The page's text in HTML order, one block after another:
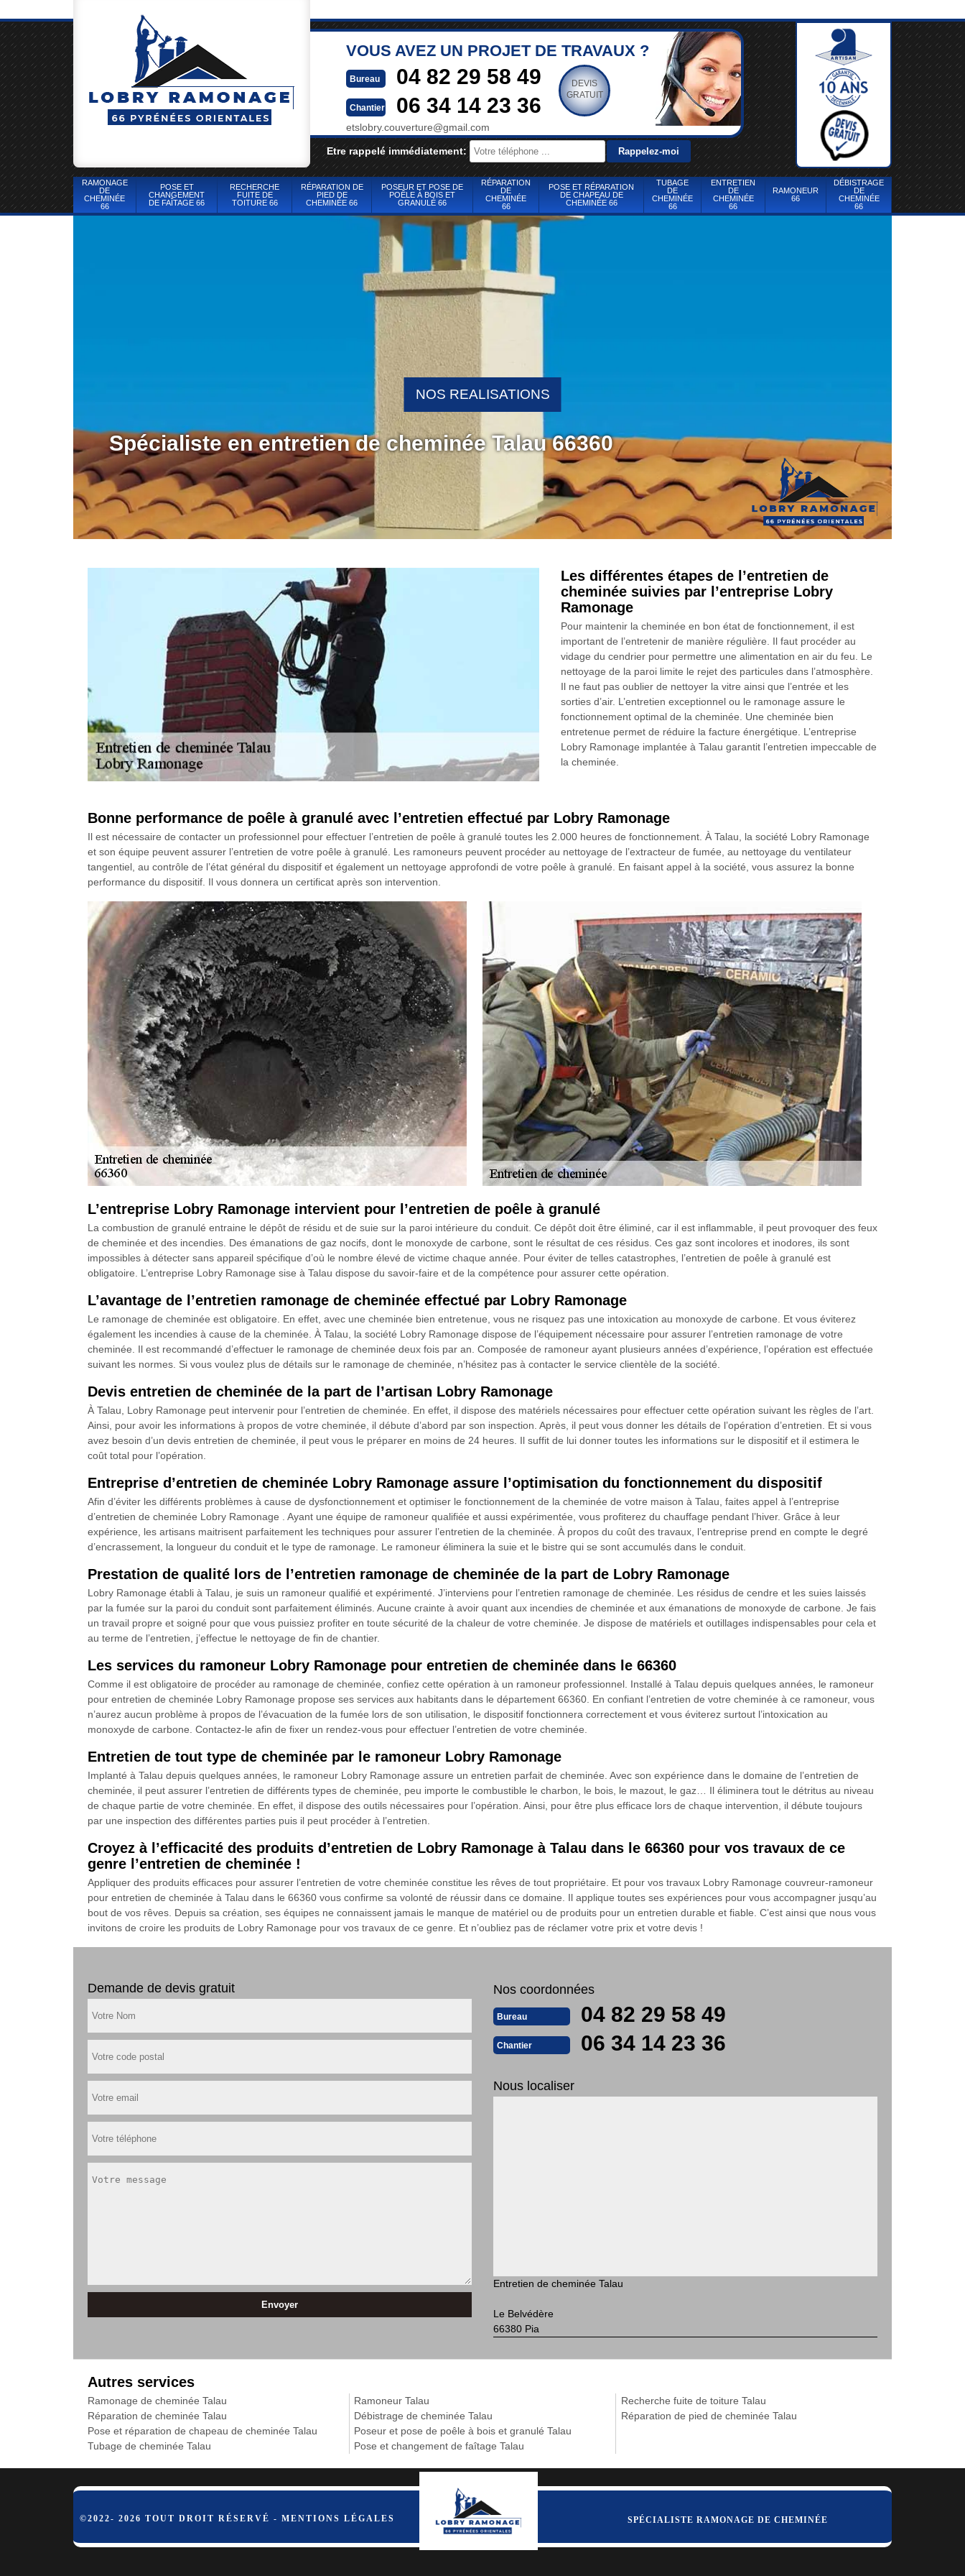
VOUS AVEZ UN PROJET DE TRAVAUX ?
Bureau 04 82 29 58 49
Chantier 06 34 14 23 36
etslobry.couverture@gmail.com
DEVIS
GRATUIT
Etre rappelé immédiatement:
RAMONAGE
DE
CHEMINÉE
66
POSE ET
CHANGEMENT
DE FAÎTAGE 66
RECHERCHE
FUITE DE
TOITURE 66
RÉPARATION DE
PIED DE
CHEMINÉE 66
POSEUR ET POSE DE
POÊLE À BOIS ET
GRANULÉ 66
RÉPARATION
DE
CHEMINÉE
66
POSE ET RÉPARATION
DE CHAPEAU DE
CHEMINÉE 66
TUBAGE
DE
CHEMINÉE
66
ENTRETIEN
DE
CHEMINÉE
66
RAMONEUR
66
DÉBISTRAGE
DE
CHEMINÉE
66
Spécialiste en entretien de cheminée Talau 66360
NOS REALISATIONS
Les différentes étapes de l’entretien de
cheminée suivies par l’entreprise Lobry
Ramonage
Pour maintenir la cheminée en bon état de fonctionnement, il est
important de l’entretenir de manière régulière. Il faut procéder au
vidage du cendrier pour permettre une alimentation en air du feu. Le
nettoyage de la paroi limite le rejet des particules dans l’atmosphère.
Il ne faut pas oublier de nettoyer la vitre ainsi que l’entrée et les
sorties d’air. L’entretien exceptionnel ou le ramonage assure le
fonctionnement optimal de la cheminée. Une cheminée bien
entretenue permet de réduire la facture énergétique. L’entreprise
Lobry Ramonage implantée à Talau garantit l’entretien impeccable de
la cheminée.
Bonne performance de poêle à granulé avec l’entretien effectué par Lobry Ramonage
Il est nécessaire de contacter un professionnel pour effectuer l’entretien de poêle à granulé toutes les 2.000 heures de fonctionnement. À Talau, la société Lobry Ramonage
et son équipe peuvent assurer l’entretien de votre poêle à granulé. Les ramoneurs peuvent procéder au nettoyage de l’extracteur de fumée, au nettoyage du ventilateur
tangentiel, au contrôle de l’état général du dispositif et également un nettoyage approfondi de votre poêle à granulé. En faisant appel à la société, vous assurez la bonne
performance du dispositif. Il vous donnera un certificat après son intervention.
L’entreprise Lobry Ramonage intervient pour l’entretien de poêle à granulé
La combustion de granulé entraine le dépôt de résidu et de suie sur la paroi intérieure du conduit. Ce dépôt doit être éliminé, car il est inflammable, il peut provoquer des feux
de cheminée et des incendies. Des émanations de gaz nocifs, dont le monoxyde de carbone, sont le résultat de ces résidus. Ces gaz sont incolores et inodores, ils sont
impossibles à détecter sans appareil spécifique d’où le nombre élevé de victime chaque année. Pour éviter de telles catastrophes, l’entretien de poêle à granulé est
obligatoire. L’entreprise Lobry Ramonage sise à Talau dispose du savoir-faire et de la compétence pour assurer cette opération.
L’avantage de l’entretien ramonage de cheminée effectué par Lobry Ramonage
Le ramonage de cheminée est obligatoire. En effet, avec une cheminée bien entretenue, vous ne risquez pas une intoxication au monoxyde de carbone. Et vous éviterez
également les incendies à cause de la cheminée. À Talau, la société Lobry Ramonage dispose de l’équipement nécessaire pour assurer l’entretien ramonage de votre
cheminée. Il est recommandé d’effectuer le ramonage de cheminée deux fois par an. Composée de ramoneur ayant plusieurs années d’expérience, l’opération est effectuée
suivant les normes. Si vous voulez plus de détails sur le ramonage de cheminée, n’hésitez pas à contacter le service clientèle de la société.
Devis entretien de cheminée de la part de l’artisan Lobry Ramonage
À Talau, Lobry Ramonage peut intervenir pour l’entretien de cheminée. En effet, il dispose des matériels nécessaires pour effectuer cette opération suivant les règles de l’art.
Ainsi, pour avoir les informations à propos de votre cheminée, il débute d’abord par son inspection. Après, il peut vous donner les détails de l’opération d’entretien. Et si vous
avez besoin d’un devis entretien de cheminée, il peut vous le préparer en moins de 24 heures. Il suffit de lui donner toutes les informations sur le dispositif et il estimera le
coût total pour l’opération.
Entreprise d’entretien de cheminée Lobry Ramonage assure l’optimisation du fonctionnement du dispositif
Afin d’éviter les différents problèmes à cause de dysfonctionnement et optimiser le fonctionnement de la cheminée de votre maison à Talau, faites appel à l’entreprise
d’entretien de cheminée Lobry Ramonage . Ayant une équipe de ramoneur qualifiée et aussi expérimentée, vous profiterez du chauffage pendant l’hiver. Grâce à leur
expérience, les artisans maitrisent parfaitement les techniques pour assurer l’entretien de la cheminée. À propos du coût des travaux, l’entreprise prend en compte le degré
d’encrassement, la longueur du conduit et le type de ramonage. Le ramoneur éliminera la suie et le bistre qui se sont accumulés dans le conduit.
Prestation de qualité lors de l’entretien ramonage de cheminée de la part de Lobry Ramonage
Lobry Ramonage établi à Talau, je suis un ramoneur qualifié et expérimenté. J’interviens pour l’entretien ramonage de cheminée. Les résidus de cendre et les suies laissés
par la fumée sur la paroi du conduit sont parfaitement éliminés. Aucune crainte à avoir quant aux incendies de cheminée et aux émanations de monoxyde de carbone. Je fais
un travail propre et soigné pour que vous puissiez profiter en toute sécurité de la chaleur de votre cheminée. Je dispose de matériels et outillages indispensables pour cela et
au terme de l’entretien, j’effectue le nettoyage de fin de chantier.
Les services du ramoneur Lobry Ramonage pour entretien de cheminée dans le 66360
Comme il est obligatoire de procéder au ramonage de cheminée, confiez cette opération à un ramoneur professionnel. Installé à Talau depuis quelques années, le ramoneur
pour entretien de cheminée Lobry Ramonage propose ses services aux habitants dans le département 66360. En confiant l’entretien de votre cheminée à ce ramoneur, vous
n’aurez aucun problème à propos de l’évacuation de la fumée lors de son utilisation, le dispositif fonctionnera correctement et vous éviterez surtout l’intoxication au
monoxyde de carbone. Contactez-le afin de fixer un rendez-vous pour effectuer l’entretien de votre cheminée.
Entretien de tout type de cheminée par le ramoneur Lobry Ramonage
Implanté à Talau depuis quelques années, le ramoneur Lobry Ramonage assure un entretien parfait de cheminée. Avec son expérience dans le domaine de l’entretien de
cheminée, il peut assurer l’entretien de différents types de cheminée, peu importe le combustible le charbon, le bois, le mazout, le gaz… Il éliminera tout le détritus au niveau
de chaque partie de votre cheminée. En effet, il dispose des outils nécessaires pour l’opération. Ainsi, pour être plus efficace lors de chaque intervention, il débute toujours
par une inspection des différentes parties puis il peut procéder à l’entretien.
Croyez à l’efficacité des produits d’entretien de Lobry Ramonage à Talau dans le 66360 pour vos travaux de ce
genre l’entretien de cheminée !
Appliquer des produits efficaces pour assurer l’entretien de votre cheminée constitue les rêves de tout propriétaire. Et pour vos travaux Lobry Ramonage couvreur-ramoneur
pour entretien de cheminée à Talau dans le 66360 vous confirme sa volonté de réussir dans ce domaine. Il applique toutes ses expériences pour vous accompagner jusqu’au
bout de vos rêves. Depuis sa création, ses équipes ne connaissent jamais le manque de matériel ou de produits pour un entretien durable et fiable. C’est ainsi que nous vous
invitons de croire les produits de Lobry Ramonage pour vos travaux de ce genre. Et n’oubliez pas de réclamer votre prix et votre devis !
Demande de devis gratuit Nos coordonnées
Bureau 04 82 29 58 49
Chantier 06 34 14 23 36
Nous localiser
Entretien de cheminée Talau
Le Belvédère
66380 Pia
Autres services
Ramonage de cheminée Talau
Réparation de cheminée Talau
Pose et réparation de chapeau de cheminée Talau
Tubage de cheminée Talau
Ramoneur Talau
Débistrage de cheminée Talau
Poseur et pose de poêle à bois et granulé Talau
Pose et changement de faîtage Talau
Recherche fuite de toiture Talau
Réparation de pied de cheminée Talau
©2022- 2026 TOUT DROIT RÉSERVÉ -MENTIONS LÉGALES SPÉCIALISTE RAMONAGE DE CHEMINÉE